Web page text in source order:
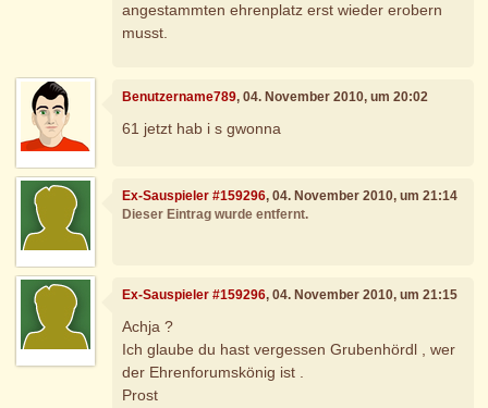
angestammten ehrenplatz erst wieder erobern
musst.
Benutzername789, 04. November 2010, um 20:02
61 jetzt hab i s gwonna
Ex-Sauspieler #159296, 04. November 2010, um 21:14
Dieser Eintrag wurde entfernt.
Ex-Sauspieler #159296, 04. November 2010, um 21:15
Achja ?
Ich glaube du hast vergessen Grubenhördl , wer
der Ehrenforumskönig ist .
Prost